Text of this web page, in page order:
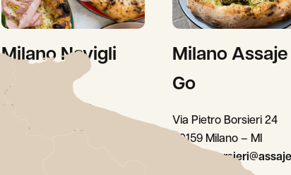
Milano Navigli
Via Casale 5
20144 Milano – MI
milano.casale@assaje.it
Milano Assaje
Go
Via Pietro Borsieri 24
20159 Milano – MI